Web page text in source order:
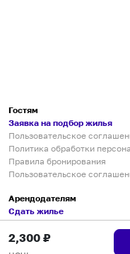
2,300 ₽
Гостям
Заявка на подбор жилья
Пользовательское
Политика обработки
Правила бронирования
Пользовательское
Арендодателям
Сдать жилье
Пользовательское
Правила публикации